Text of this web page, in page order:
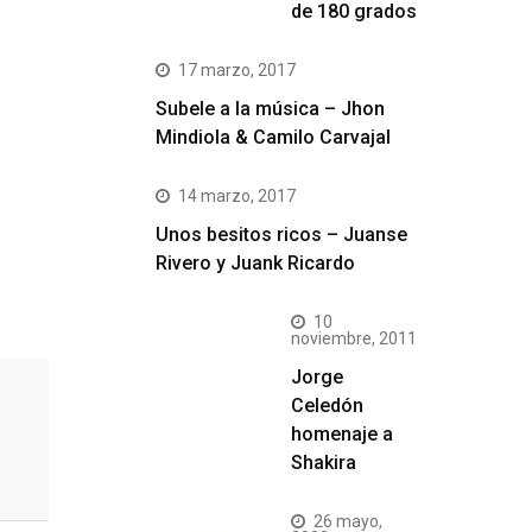
de 180 grados
17 marzo, 2017
Subele a la música – Jhon
Mindiola & Camilo Carvajal
14 marzo, 2017
Unos besitos ricos – Juanse
Rivero y Juank Ricardo
10
noviembre, 2011
Jorge
Celedón
homenaje a
Shakira
26 mayo,